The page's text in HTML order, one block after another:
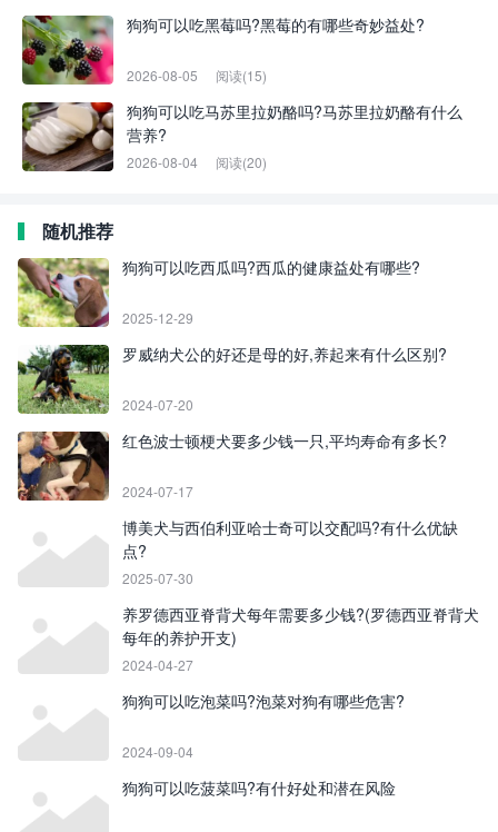
狗狗可以吃黑莓吗?黑莓的有哪些奇妙益处?
2026-08-05 阅读(15)
狗狗可以吃马苏里拉奶酪吗?马苏里拉奶酪有什么
营养?
2026-08-04 阅读(20)
随机推荐
狗狗可以吃西瓜吗?西瓜的健康益处有哪些?
2025-12-29
罗威纳犬公的好还是母的好,养起来有什么区别?
2024-07-20
红色波士顿梗犬要多少钱一只,平均寿命有多长?
2024-07-17
博美犬与西伯利亚哈士奇可以交配吗?有什么优缺
点?
2025-07-30
养罗德西亚脊背犬每年需要多少钱?(罗德西亚脊背犬
每年的养护开支)
2024-04-27
狗狗可以吃泡菜吗?泡菜对狗有哪些危害?
2024-09-04
狗狗可以吃菠菜吗?有什好处和潜在风险